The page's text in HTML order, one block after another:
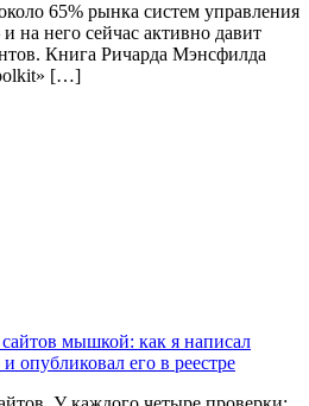
65% рынка систем управления
на него сейчас активно давит
Книга Ричарда Мэнсфилда
[…]
мышкой: как я написал
опубликовал его в реестре